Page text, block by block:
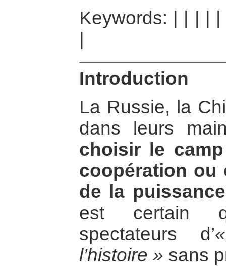
Keywords:
Introduction
La Russie, la
dans leurs
choisir le
coopération ou
de la
est certain
spectateurs d’
l’histoire » sans